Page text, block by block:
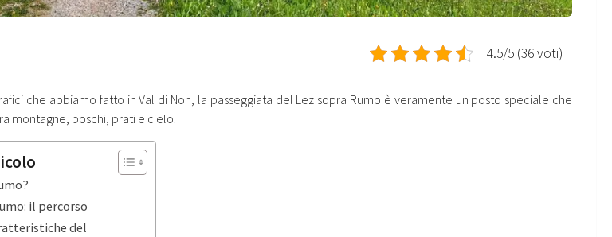
4.5/5 (36 voti)
che abbiamo fatto in Val di Non, la passeggiata del Lez sopra Rumo è veramente un posto speciale che
montagne, boschi, prati e cielo.
il percorso
del